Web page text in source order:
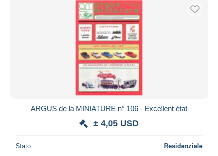
ARGUS de la MINIATURE n° 106 - Excellent état
± 4,05 USD
Stato Residenziale